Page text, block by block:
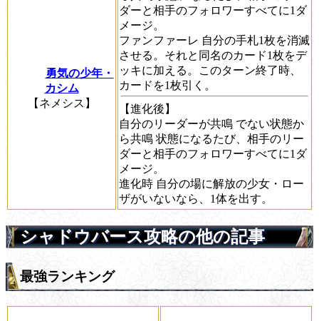
勇気の少年・
カシム
【ネメシス】
ダーと相手のフォロワーすべてに1ダ
メージ。
ファンファーレ 自分の手札1枚を消滅
させる。それと同名のカード1枚をデ
ッキに加える。このターン終了時、
カードを1枚引く。
【進化後】
自分のリーダーが共鳴 でない状態か
ら共鳴 状態になるたび、相手のリー
ダーと相手のフォロワーすべてに1ダ
メージ。
進化時 自分の場に解放の少女・ロー
ザがいないなら、1体を出す。
シャドウバース攻略の他の記事
最強ランキング